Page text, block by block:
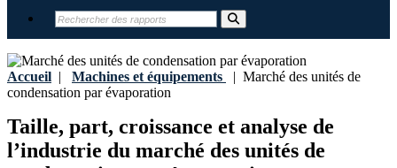
Accueil | Machines et équipements | Marché des unités de
condensation par évaporation
Taille, part, croissance et analyse de
l’industrie du marché des unités de